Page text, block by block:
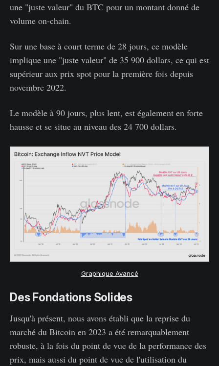
une "juste valeur" du BTC pour un montant donné de
volume on-chain.
Sur une base à court terme de 28 jours, ce modèle
implique une "juste valeur" de 35 900 dollars, ce qui est
supérieur aux prix spot pour la première fois depuis
novembre 2022.
Le modèle à 90 jours, plus lent, est également en forte
hausse et se situe au niveau des 24 700 dollars.
Graphique Avancé
Des Fondations Solides
Jusqu'à présent, nous avons établi que la reprise du
marché du Bitcoin en 2023 a été remarquablement
robuste, à la fois du point de vue de la performance des
prix, mais aussi du point de vue de l'utilisation du